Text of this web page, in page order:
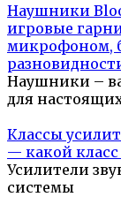
Наушники
игровые
микрофоном,
Наушники –
для
Классы
— какой
Усилители
системы